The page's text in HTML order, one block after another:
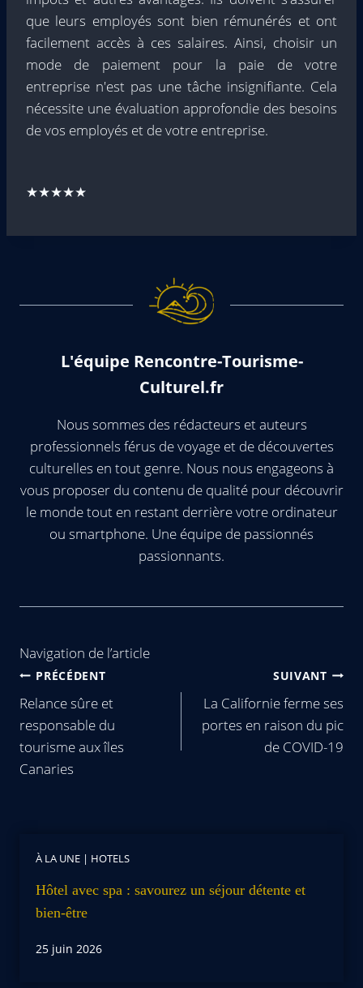
que leurs employés sont bien rémunérés et ont
facilement accès à ces salaires. Ainsi, choisir un
mode de paiement pour la paie de votre
entreprise n'est pas une tâche insignifiante. Cela
nécessite une évaluation approfondie des besoins
de vos employés et de votre entreprise.
★★★★★
L'équipe Rencontre-Tourisme-
Culturel.fr
Nous sommes des rédacteurs et auteurs
professionnels férus de voyage et de découvertes
culturelles en tout genre. Nous nous engageons à
vous proposer du contenu de qualité pour découvrir
le monde tout en restant derrière votre ordinateur
ou smartphone. Une équipe de passionnés
passionnants.
Navigation de l’article
PRÉCÉDENT
Relance sûre et
responsable du
tourisme aux îles
Canaries
SUIVANT
La Californie ferme ses
portes en raison du pic
de COVID-19
À LA UNE | HOTELS
Hôtel avec spa : savourez un séjour détente et
bien-être
25 juin 2026